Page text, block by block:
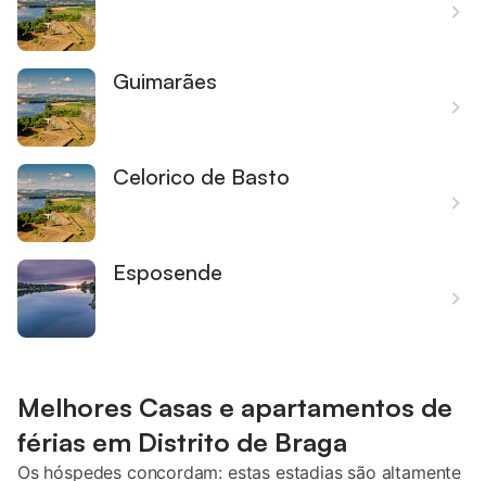
Guimarães
Celorico de Basto
Esposende
Melhores Casas e apartamentos de
férias em Distrito de Braga
Os hóspedes concordam: estas estadias são altamente